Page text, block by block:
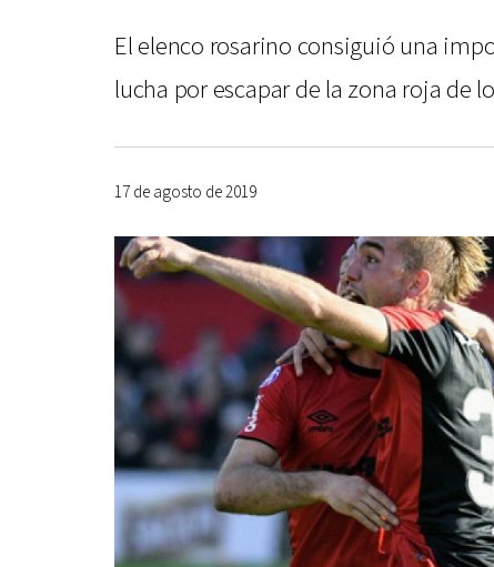
El elenco rosarino consiguió una
lucha por escapar de la zona roja de
17 de agosto de 2019